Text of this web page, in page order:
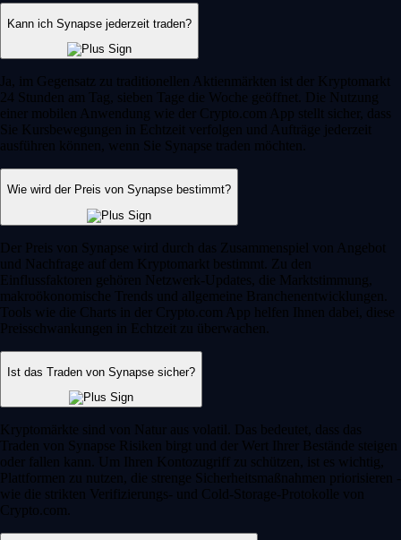
Kann ich Synapse jederzeit traden?
Ja, im Gegensatz zu traditionellen Aktienmärkten ist der Kryptomarkt
24 Stunden am Tag, sieben Tage die Woche geöffnet. Die Nutzung
einer mobilen Anwendung wie der Crypto.com App stellt sicher, dass
Sie Kursbewegungen in Echtzeit verfolgen und Aufträge jederzeit
ausführen können, wenn Sie Synapse traden möchten.
Wie wird der Preis von Synapse bestimmt?
Der Preis von Synapse wird durch das Zusammenspiel von Angebot
und Nachfrage auf dem Kryptomarkt bestimmt. Zu den
Einflussfaktoren gehören Netzwerk-Updates, die Marktstimmung,
makroökonomische Trends und allgemeine Branchenentwicklungen.
Tools wie die Charts in der Crypto.com App helfen Ihnen dabei, diese
Preisschwankungen in Echtzeit zu überwachen.
Ist das Traden von Synapse sicher?
Kryptomärkte sind von Natur aus volatil. Das bedeutet, dass das
Traden von Synapse Risiken birgt und der Wert Ihrer Bestände steigen
oder fallen kann. Um Ihren Kontozugriff zu schützen, ist es wichtig,
Plattformen zu nutzen, die strenge Sicherheitsmaßnahmen priorisieren -
wie die strikten Verifizierungs- und Cold-Storage-Protokolle von
Crypto.com.